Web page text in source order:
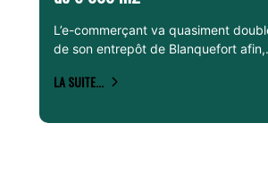
L’e-commerçant va quasiment
de son entrepôt de Blanquefort
LA SUITE...